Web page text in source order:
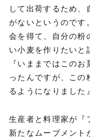
して出荷するため、
がないというのです
会を得て、自分の粉
い小麦を作りたいと
『いままではこの
ったんですが、この
るようになりました
生産者と料理家が『
新たなムーブメント